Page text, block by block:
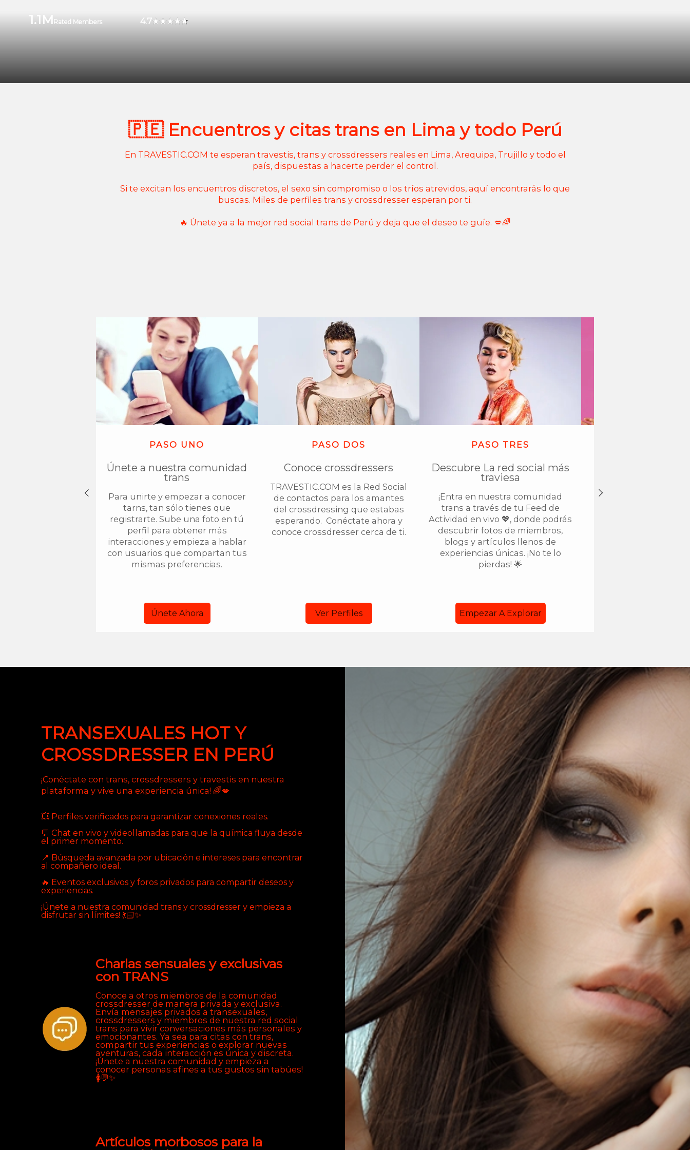
1.1MRated Members 4.7
🇵🇪 Encuentros y citas trans en Lima y todo Perú
En TRAVESTIC.COM te esperan travestis, trans y crossdressers reales en Lima, Arequipa, Trujillo y todo el
país, dispuestas a hacerte perder el control.
Si te excitan los encuentros discretos, el sexo sin compromiso o los tríos atrevidos, aquí encontrarás lo que
buscas. Miles de perfiles trans y crossdresser esperan por ti.
🔥 Únete ya a la mejor red social trans de Perú y deja que el deseo te guíe. 💋🌈
PASO UNO
Únete a nuestra comunidad
trans
Para unirte y empezar a conocer
tarns, tan sólo tienes que
registrarte. Sube una foto en tú
perfil para obtener más
interacciones y empieza a hablar
con usuarios que compartan tus
mismas preferencias.
Únete Ahora
PASO DOS
Conoce crossdressers
TRAVESTIC.COM es la Red Social
de contactos para los amantes
del crossdressing que estabas
esperando. Conéctate ahora y
conoce crossdresser cerca de ti.
Ver Perfiles
PASO TRES
Descubre La red social más
traviesa
¡Entra en nuestra comunidad
trans a través de tu Feed de
Actividad en vivo 💖, donde podrás
descubrir fotos de miembros,
blogs y artículos llenos de
experiencias únicas. ¡No te lo
pierdas! 🌟
Empezar A Explorar
nuevas alturas 🌟 al
TRANSEXUALES HOT Y
CROSSDRESSER EN PERÚ
¡Conéctate con trans, crossdressers y travestis en nuestra
plataforma y vive una experiencia única! 🌈💋
💥 Perfiles verificados para garantizar conexiones reales.
💬 Chat en vivo y videollamadas para que la química fluya desde
el primer momento.
📍 Búsqueda avanzada por ubicación e intereses para encontrar
al compañero ideal.
🔥 Eventos exclusivos y foros privados para compartir deseos y
experiencias.
¡Únete a nuestra comunidad trans y crossdresser y empieza a
disfrutar sin límites! 💃🏻✨
Charlas sensuales y exclusivas
con TRANS
Conoce a otros miembros de la comunidad
crossdresser de manera privada y exclusiva.
Envía mensajes privados a transexuales,
crossdressers y miembros de nuestra red social
trans para vivir conversaciones más personales y
emocionantes. Ya sea para citas con trans,
compartir tus experiencias o explorar nuevas
aventuras, cada interacción es única y discreta.
¡Únete a nuestra comunidad y empieza a
conocer personas afines a tus gustos sin tabúes!
🚺💬✨
Artículos morbosos para la